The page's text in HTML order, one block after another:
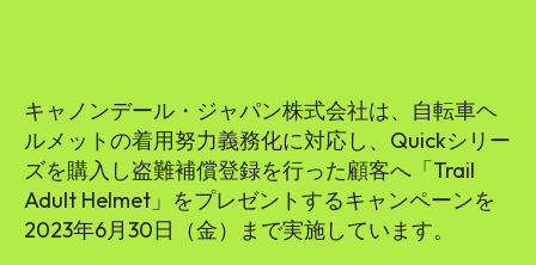
キャノンデール・ジャパン株式会社は、自転車ヘ
ルメットの着用努力義務化に対応し、Quickシリー
ズを購入し盗難補償登録を行った顧客へ「Trail
Adult Helmet」をプレゼントするキャンペーンを
2023年6月30日（金）まで実施しています。